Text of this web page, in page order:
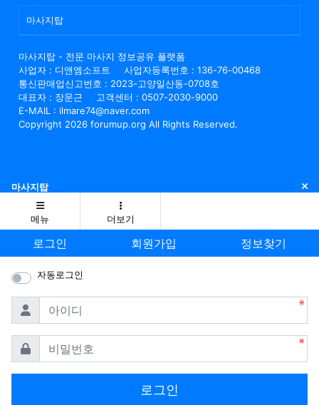
마사지탑
마사지탑 - 전문 마사지 정보공유 플랫폼
사업자 : 디앤엠소프트
사업자등록번호 : 136-76-00468
통신판매업신고번호 : 2023-고양일산동-0708호
대표자 : 장문근
고객센터 : 0507-2030-9000
E-MAIL : ilmare74@naver.com
Copyright 2026 forumup.org All Rights Reserved.
마사지탑 닫
메뉴 더보기
로그인 회원가입 정보찾기
자동로그인
아이디
비밀번호
로그인